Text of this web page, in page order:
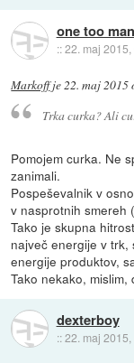
one too
::22. maj 2015,
Markoffje22. maj 2015
Trka curka? Ali
Pomojem curka. Ne
zanimali.
Pospeševalnik v
v nasprotnih smereh
Tako je skupna
največ energije v
energije produktov,
Tako nekako,
dexterboy
::22. maj 2015,